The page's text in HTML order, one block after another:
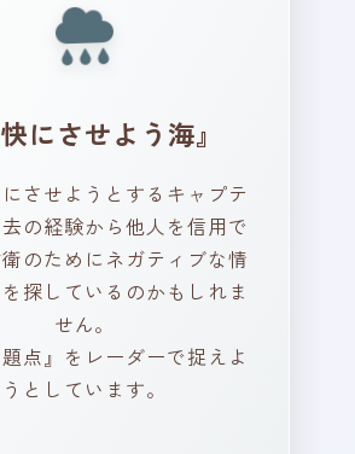
快にさせよう海』
させようとするキャプテ
の経験から他人を信用で
のためにネガティブな情
探しているのかもしれま
せん。
点』をレーダーで捉えよ
うとしています。
たは今、どんな海を航
いますか？ あなたの
ょうか？ 過去の経験
を与えていると感じ
ますか？
ポイント！